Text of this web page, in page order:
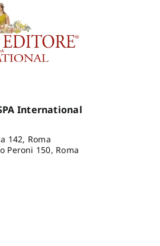
International
142, Roma
Peroni 150, Roma